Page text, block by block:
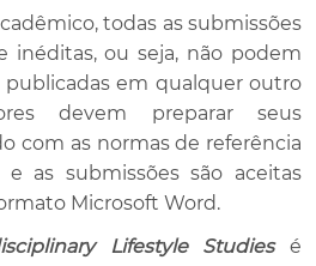
todas as submissões
inéditas, ou seja, não podem
em qualquer outro
devem preparar seus
com as normas de referência
as submissões são aceitas
Microsoft Word.
Lifestyle Studiesé